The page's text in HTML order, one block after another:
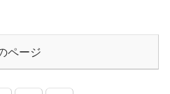
ページ